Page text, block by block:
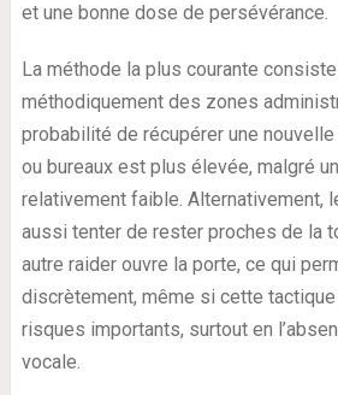
et une bonne dose de persévérance.
La méthode la plus courante
méthodiquement des zones
probabilité de récupérer une
ou bureaux est plus élevée, malgré
relativement faible. Alternativement,
aussi tenter de rester proches de la
autre raider ouvre la porte, ce qui
discrètement, même si cette
risques importants, surtout en
vocale.